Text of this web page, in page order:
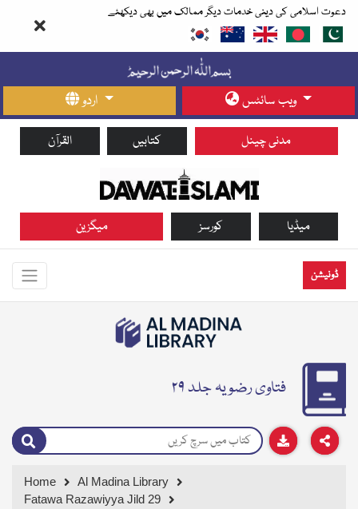
دعوت اسلامی کی دینی خدمات دیگر ممالک میں بھی دیکھئے
اردو ویب سائٹس
القرآن کتابیں مدنی چینل
میگزین کورسز میڈیا
ڈونیشن
فتاوی رضویہ جلد ۲۹
Home
Al Madina Library
Fatawa Razawiyya Jild 29